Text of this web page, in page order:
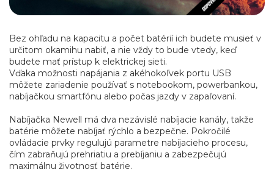
Bez ohľadu na kapacitu a počet batérií ich budete musieť v
určitom okamihu nabiť, a nie vždy to bude vtedy, keď
budete mať prístup k elektrickej sieti.
Vďaka možnosti napájania z akéhokoľvek portu USB
môžete zariadenie používať s notebookom, powerbankou,
nabíjačkou smartfónu alebo počas jazdy v zapaľovaní.
Nabíjačka Newell má dva nezávislé nabíjacie kanály, takže
batérie môžete nabíjať rýchlo a bezpečne. Pokročilé
ovládacie prvky regulujú parametre nabíjacieho procesu,
čím zabraňujú prehriatiu a prebíjaniu a zabezpečujú
maximálnu životnosť batérie.